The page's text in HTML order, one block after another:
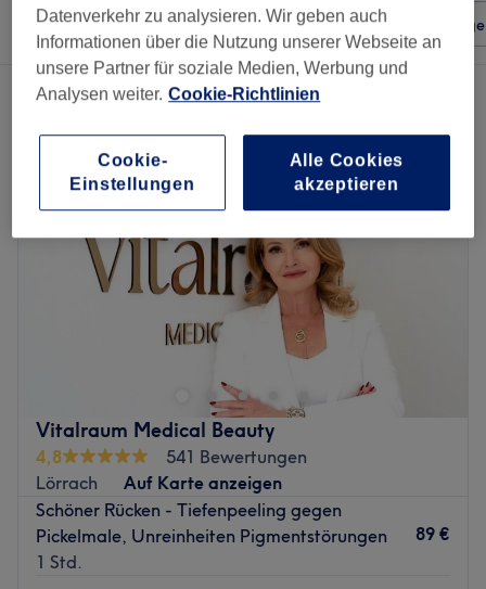
Sortieren nach Beliebiger Preis Salons
Ein Salon, der anbietet: körperpeelings in Lörrach
Vitalraum Medical Beauty
4,8
541 Bewertungen
Lörrach
Auf Karte anzeigen
Schöner Rücken - Tiefenpeeling gegen
Pickelmale, Unreinheiten Pigmentstörungen
1 Std.
89 €
Datenverkehr zu analysieren. Wir geben auch
Informationen über die Nutzung unserer Webseite an
unsere Partner für soziale Medien, Werbung und
Analysen weiter. Cookie-Richtlinien
Cookie-
Einstellungen
Alle Cookies
akzeptieren